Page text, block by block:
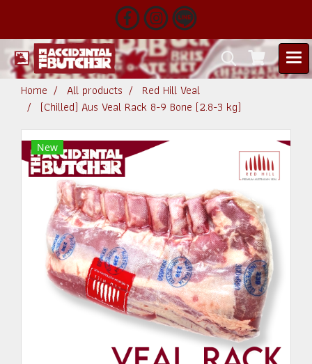
Home All products
Red Hill Veal
(Chilled) Aus Veal Rack 8-9 Bone (2.8-3 kg)
New